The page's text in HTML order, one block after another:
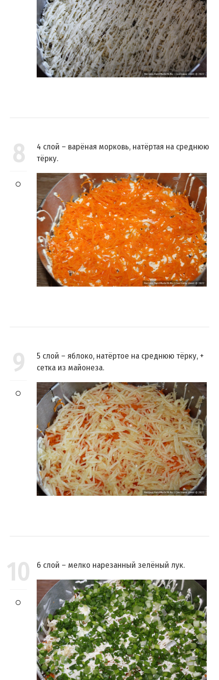
8
4 слой – варёная морковь, натёртая на среднюю
тёрку.
9
5 слой – яблоко, натёртое на среднюю тёрку, +
сетка из майонеза.
10 6 слой – мелко нарезанный зелёный лук.